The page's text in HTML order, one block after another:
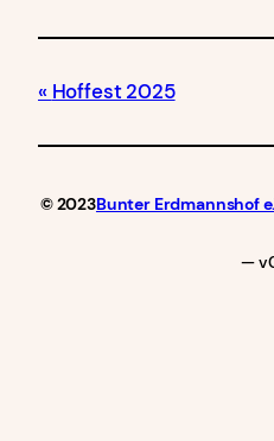
Hoffest 2025
© 2023Bunter Erdmannshof
—